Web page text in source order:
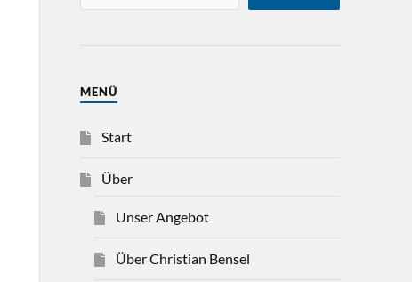
MENÜ
Start
Über
Unser Angebot
Über Christian Bensel